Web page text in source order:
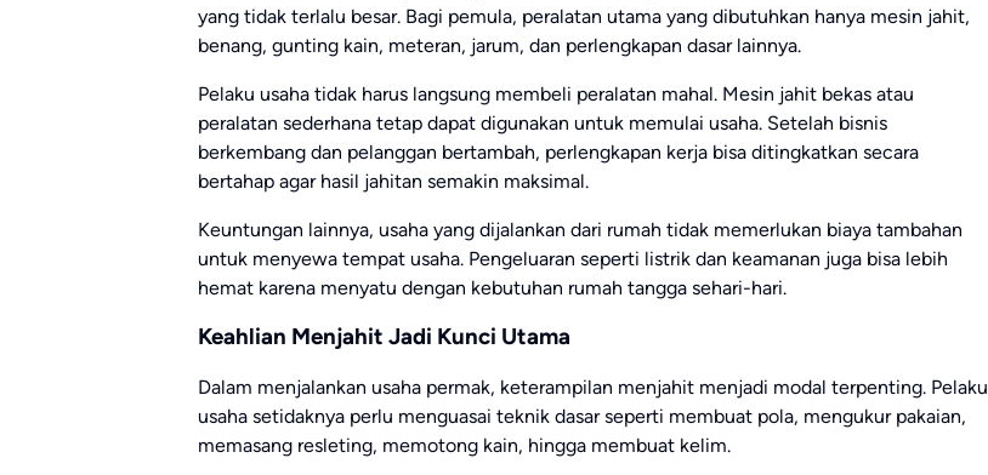
yang tidak terlalu besar. Bagi pemula, peralatan utama yang dibutuhkan hanya mesin jahit,
benang, gunting kain, meteran, jarum, dan perlengkapan dasar lainnya.
Pelaku usaha tidak harus langsung membeli peralatan mahal. Mesin jahit bekas atau
peralatan sederhana tetap dapat digunakan untuk memulai usaha. Setelah bisnis
berkembang dan pelanggan bertambah, perlengkapan kerja bisa ditingkatkan secara
bertahap agar hasil jahitan semakin maksimal.
Keuntungan lainnya, usaha yang dijalankan dari rumah tidak memerlukan biaya tambahan
untuk menyewa tempat usaha. Pengeluaran seperti listrik dan keamanan juga bisa lebih
hemat karena menyatu dengan kebutuhan rumah tangga sehari-hari.
Keahlian Menjahit Jadi Kunci Utama
Dalam menjalankan usaha permak, keterampilan menjahit menjadi modal terpenting. Pelaku
usaha setidaknya perlu menguasai teknik dasar seperti membuat pola, mengukur pakaian,
memasang resleting, memotong kain, hingga membuat kelim.